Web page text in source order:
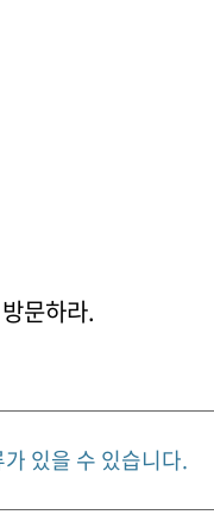
문하라.
있을 수 있습니다.